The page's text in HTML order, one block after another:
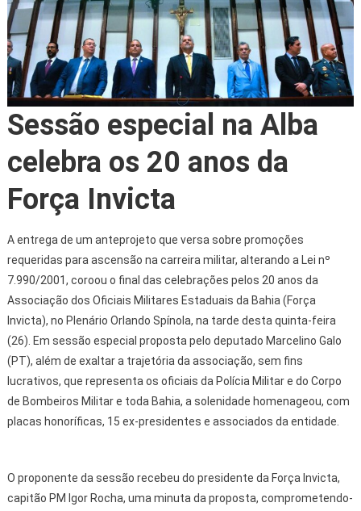
Sessão especial na Alba
celebra os 20 anos da
Força Invicta
A entrega de um anteprojeto que versa sobre promoções
requeridas para ascensão na carreira militar, alterando a Lei nº
7.990/2001, coroou o final das celebrações pelos 20 anos da
Associação dos Oficiais Militares Estaduais da Bahia (Força
Invicta), no Plenário Orlando Spínola, na tarde desta quinta-feira
(26). Em sessão especial proposta pelo deputado Marcelino Galo
(PT), além de exaltar a trajetória da associação, sem fins
lucrativos, que representa os oficiais da Polícia Militar e do Corpo
de Bombeiros Militar e toda Bahia, a solenidade homenageou, com
placas honoríficas, 15 ex-presidentes e associados da entidade.
O proponente da sessão recebeu do presidente da Força Invicta,
capitão PM Igor Rocha, uma minuta da proposta, comprometendo-